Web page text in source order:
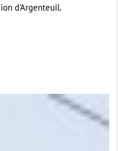
d'Argenteuil.